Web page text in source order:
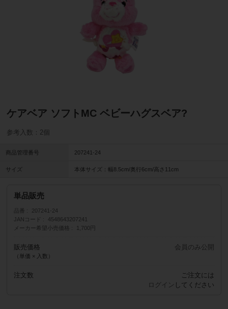
ケアベア ソフトMC ベビーハグスベア?
参考入数：2個
商品管理番号 207241-24
サイズ 本体サイズ：幅8.5cm/奥行6cm/高さ11cm
単品販売
品番
207241-24
JANコード
4548643207241
メーカー希望小売価格
1,700円
販売価格
（単価 × 入数）
会員のみ公開
注文数
ご注文には
ログイン してください